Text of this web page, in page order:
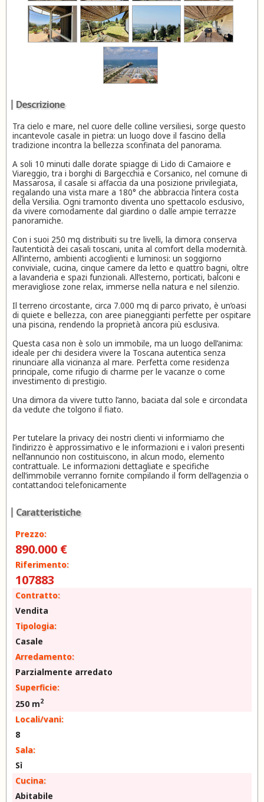
Descrizione
Tra cielo e mare, nel cuore delle colline versiliesi, sorge questo
incantevole casale in pietra: un luogo dove il fascino della
tradizione incontra la bellezza sconfinata del panorama.
A soli 10 minuti dalle dorate spiagge di Lido di Camaiore e
Viareggio, tra i borghi di Bargecchia e Corsanico, nel comune di
Massarosa, il casale si affaccia da una posizione privilegiata,
regalando una vista mare a 180° che abbraccia l’intera costa
della Versilia. Ogni tramonto diventa uno spettacolo esclusivo,
da vivere comodamente dal giardino o dalle ampie terrazze
panoramiche.
Con i suoi 250 mq distribuiti su tre livelli, la dimora conserva
l’autenticità dei casali toscani, unita al comfort della modernità.
All’interno, ambienti accoglienti e luminosi: un soggiorno
conviviale, cucina, cinque camere da letto e quattro bagni, oltre
a lavanderia e spazi funzionali. All’esterno, porticati, balconi e
meravigliose zone relax, immerse nella natura e nel silenzio.
Il terreno circostante, circa 7.000 mq di parco privato, è un’oasi
di quiete e bellezza, con aree pianeggianti perfette per ospitare
una piscina, rendendo la proprietà ancora più esclusiva.
Questa casa non è solo un immobile, ma un luogo dell’anima:
ideale per chi desidera vivere la Toscana autentica senza
rinunciare alla vicinanza al mare. Perfetta come residenza
principale, come rifugio di charme per le vacanze o come
investimento di prestigio.
Una dimora da vivere tutto l’anno, baciata dal sole e circondata
da vedute che tolgono il fiato.
Per tutelare la privacy dei nostri clienti vi informiamo che
l’indirizzo è approssimativo e le informazioni e i valori presenti
nell’annuncio non costituiscono, in alcun modo, elemento
contrattuale. Le informazioni dettagliate e specifiche
dell’immobile verranno fornite compilando il form dell’agenzia o
contattandoci telefonicamente
Caratteristiche
Prezzo:
890.000 €
Riferimento:
107883
Contratto:
Vendita
Tipologia:
Casale
Arredamento:
Parzialmente arredato
Superficie:
250 m2
Locali/vani:
8
Sala:
Sì
Cucina:
Abitabile